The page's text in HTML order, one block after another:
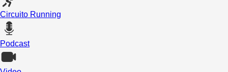
Circuito Running
Podcast